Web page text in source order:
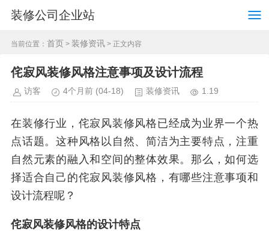
装修公司企业站
当前位置： 首页 > 装修资讯 > 正文内容
侘寂风装修风格注意事项及设计流程
访客 4个月前 (04-18) 装修资讯 1.19
在装修行业，侘寂风装修风格已经成为业界一个热
点话题。这种风格以自然、简洁为主要特点，注重
自然元素的融入和空间的整体效果。那么，如何选
择适合自己的侘寂风装修风格，有哪些注意事项和
设计流程呢？
侘寂风装修风格的设计特点